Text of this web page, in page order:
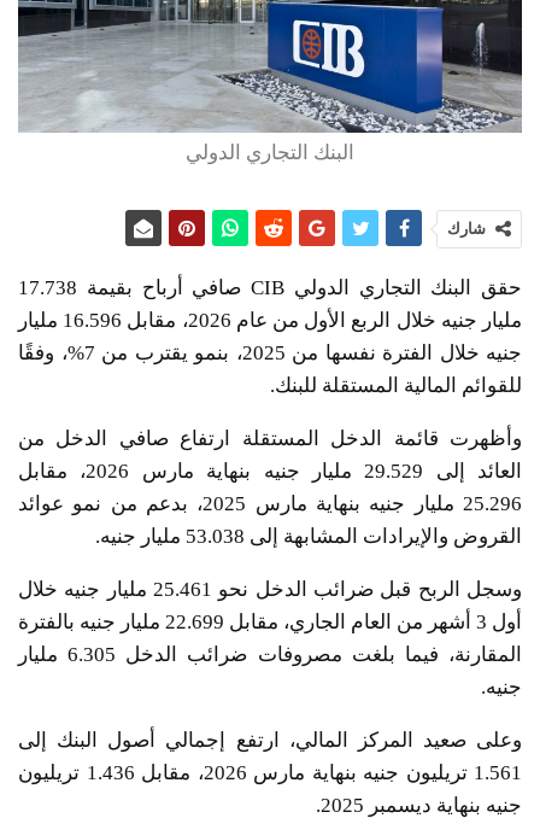
البنك التجاري الدولي
شارك
حقق البنك التجاري الدولي CIB صافي أرباح بقيمة 17.738
مليار جنيه خلال الربع الأول من عام 2026، مقابل 16.596 مليار
جنيه خلال الفترة نفسها من 2025، بنمو يقترب من 7%، وفقًا
للقوائم المالية المستقلة للبنك.
وأظهرت قائمة الدخل المستقلة ارتفاع صافي الدخل من
العائد إلى 29.529 مليار جنيه بنهاية مارس 2026، مقابل
25.296 مليار جنيه بنهاية مارس 2025، بدعم من نمو عوائد
القروض والإيرادات المشابهة إلى 53.038 مليار جنيه.
وسجل الربح قبل ضرائب الدخل نحو 25.461 مليار جنيه خلال
أول 3 أشهر من العام الجاري، مقابل 22.699 مليار جنيه بالفترة
المقارنة، فيما بلغت مصروفات ضرائب الدخل 6.305 مليار
جنيه.
وعلى صعيد المركز المالي، ارتفع إجمالي أصول البنك إلى
1.561 تريليون جنيه بنهاية مارس 2026، مقابل 1.436 تريليون
جنيه بنهاية ديسمبر 2025.